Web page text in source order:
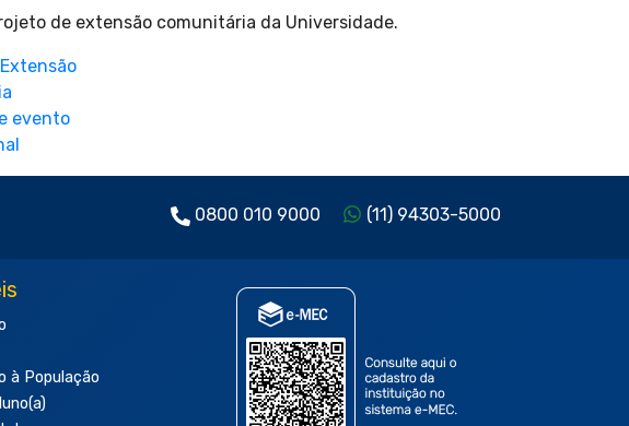
de extensão comunitária da Universidade.
0800 010 9000 (11) 94303-5000
à População